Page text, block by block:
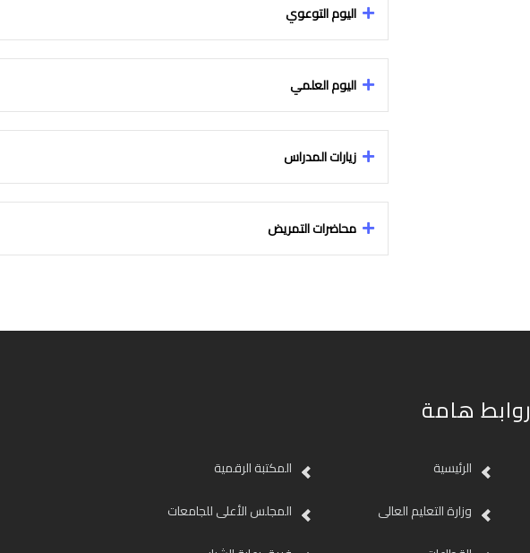
اليوم التوعوي
اليوم العلمي
زيارات المدراس
محاضرات التمريض
روابط هامة
الرئيسية
المكتبة الرقمية
وزارة التعليم العالى
المجلس الأعلى للجامعات